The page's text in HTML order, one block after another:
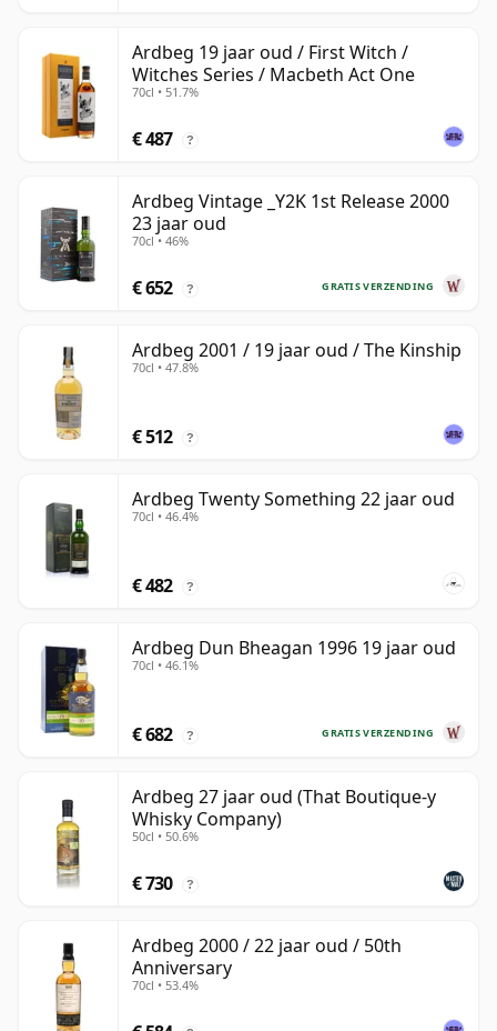
Ardbeg 19 jaar oud / First Witch /
Witches Series / Macbeth Act One
70cl • 51.7%
€ 487 ?
Ardbeg Vintage _Y2K 1st Release 2000
23 jaar oud
70cl • 46%
GRATIS VERZENDING
€ 652 ?
Ardbeg 2001 / 19 jaar oud / The Kinship
70cl • 47.8%
€ 512 ?
Ardbeg Twenty Something 22 jaar oud
70cl • 46.4%
€ 482 ?
Ardbeg Dun Bheagan 1996 19 jaar oud
70cl • 46.1%
GRATIS VERZENDING
€ 682 ?
Ardbeg 27 jaar oud (That Boutique-y
Whisky Company)
50cl • 50.6%
€ 730 ?
Ardbeg 2000 / 22 jaar oud / 50th
Anniversary
70cl • 53.4%